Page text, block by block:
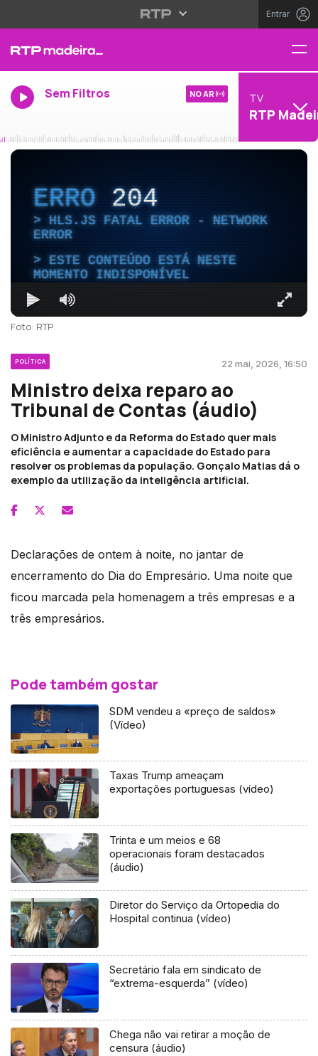
Entrar
Sem Filtros NO AR TV
RTP
ERRO204
HLS.JS FATAL ERROR - NETWORK
ERROR
ESTE CONTEÚDO ESTÁ NESTE
MOMENTO INDISPONÍVEL
Foto: RTP
POLÍTICA 22 mai, 2026, 16:50
Ministro deixa reparo ao
Tribunal de Contas (áudio)
O Ministro Adjunto e da Reforma do Estado quer mais
eficiência e aumentar a capacidade do Estado para
resolver os problemas da população. Gonçalo Matias dá o
exemplo da utilização da inteligência artificial.
Declarações de ontem à noite, no jantar de
encerramento do Dia do Empresário. Uma noite que
ficou marcada pela homenagem a três empresas e a
três empresários.
Pode também gostar
SDM vendeu a «preço de saldos»
(Vídeo)
Taxas Trump ameaçam
exportações portuguesas (vídeo)
Trinta e um meios e 68
operacionais foram destacados
(áudio)
Diretor do Serviço da Ortopedia do
Hospital continua (vídeo)
Secretário fala em sindicato de
“extrema-esquerda” (vídeo)
Chega não vai retirar a moção de
censura (áudio)